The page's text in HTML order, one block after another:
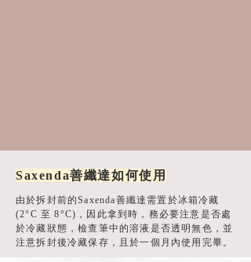
Saxenda善纖達如何使用
由於拆封前的Saxenda善纖達需置於冰箱冷藏
(2°C 至 8°C)，因此拿到時，務必要注意是否處
於冷藏狀態，檢查筆中的溶液是否透明無色，並
注意拆封後冷藏保存，且於一個月內使用完畢。